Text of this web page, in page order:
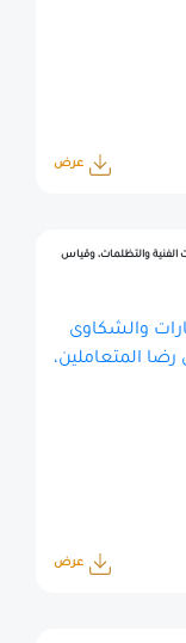
عرض
الفنية والتظلمات، وقياس
والشكاوى
المتعاملين،
عرض